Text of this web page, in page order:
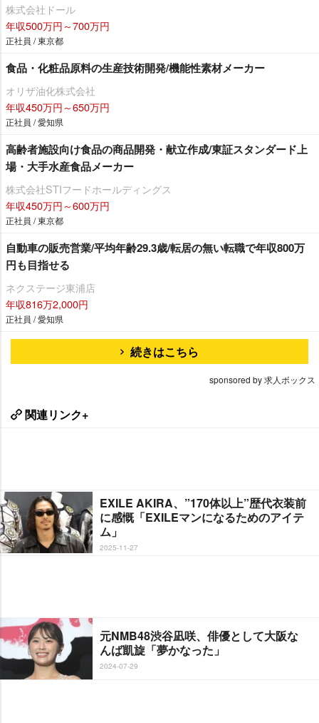
株式会社ドール
年収500万円～700万円
正社員 / 東京都
食品・化粧品原料の生産技術開発/機能性素材メーカー
オリザ油化株式会社
年収450万円～650万円
正社員 / 愛知県
高齢者施設向け食品の商品開発・献立作成/東証スタンダード上
場・大手水産食品メーカー
株式会社STIフードホールディングス
年収450万円～600万円
正社員 / 東京都
自動車の販売営業/平均年齢29.3歳/転居の無い転職で年収800万
円も目指せる
ネクステージ東浦店
年収816万2,000円
正社員 / 愛知県
続きはこちら
sponsored by 求人ボックス
関連リンク+
EXILE AKIRA、”170体以上”歴代衣装前
に感慨「EXILEマンになるためのアイテ
ム」
2025-11-27
元NMB48渋谷凪咲、俳優として大阪な
んば凱旋「夢かなった」
2024-07-29